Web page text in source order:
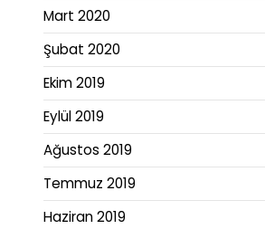
Mart 2020
Şubat 2020
Ekim 2019
Eylül 2019
Ağustos 2019
Temmuz 2019
Haziran 2019